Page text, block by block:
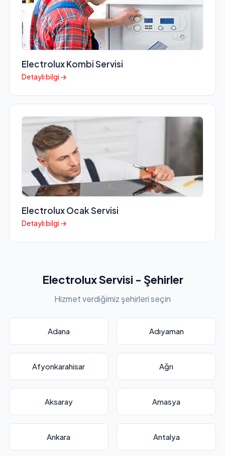
Electrolux Kombi Servisi
Detaylı bilgi →
Electrolux Ocak Servisi
Detaylı bilgi →
Electrolux Servisi - Şehirler
Hizmet verdiğimiz şehirleri seçin
Adana Adıyaman
Afyonkarahisar Ağrı
Aksaray Amasya
Ankara Antalya